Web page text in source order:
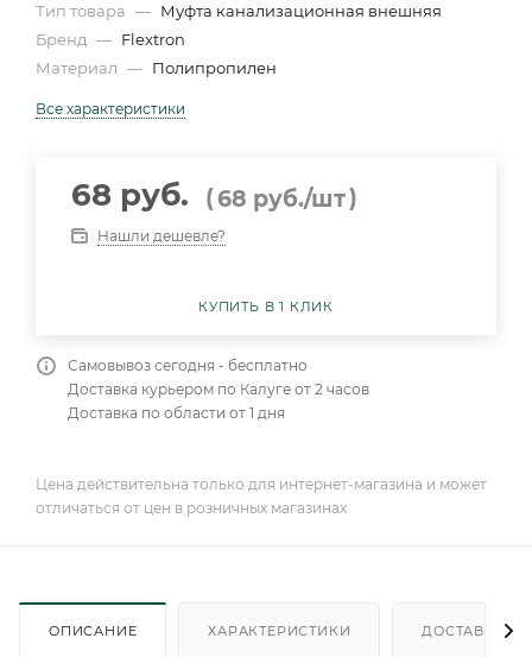
Тип товара — Муфта канализационная внешняя
Бренд — Flextron
Материал — Полипропилен
Все характеристики
68 руб. (68 руб./шт)
Нашли дешевле?
КУПИТЬ В 1 КЛИК
Самовывоз сегодня - бесплатно
Доставка курьером по Калуге от 2 часов
Доставка по области от 1 дня
Цена действительна только для интернет-магазина и может
отличаться от цен в розничных магазинах
ОПИСАНИЕ ХАРАКТЕРИСТИКИ ДОСТАВКА